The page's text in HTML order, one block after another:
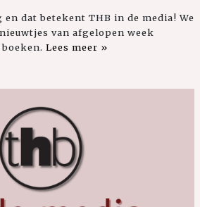
en dat betekent THB in de media! We
van afgelopen week
Lees meer »